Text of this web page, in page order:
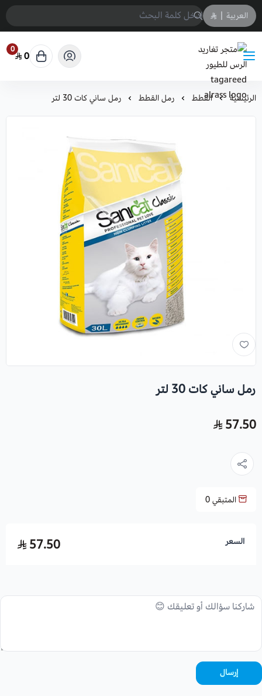
العربية |
متجر تغاريد الرس للطيور tagareed alrass
0
0
الرئيسية القطط رمل القطط رمل ساني كات 30 لتر
رمل ساني كات 30 لتر
57.50
المتبقي0
السعر 57.50
إرسال